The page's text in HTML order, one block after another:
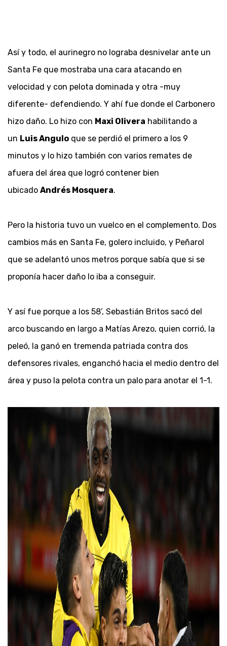
Así y todo, el aurinegro no lograba desnivelar ante un
Santa Fe que mostraba una cara atacando en
velocidad y con pelota dominada y otra -muy
diferente- defendiendo. Y ahí fue donde el Carbonero
hizo daño. Lo hizo con Maxi Olivera habilitando a
un Luis Angulo que se perdió el primero a los 9
minutos y lo hizo también con varios remates de
afuera del área que logró contener bien
ubicado Andrés Mosquera.
Pero la historia tuvo un vuelco en el complemento. Dos
cambios más en Santa Fe, golero incluido, y Peñarol
que se adelantó unos metros porque sabía que si se
proponía hacer daño lo iba a conseguir.
Y así fue porque a los 58’, Sebastián Britos sacó del
arco buscando en largo a Matías Arezo, quien corrió, la
peleó, la ganó en tremenda patriada contra dos
defensores rivales, enganchó hacia el medio dentro del
área y puso la pelota contra un palo para anotar el 1-1.